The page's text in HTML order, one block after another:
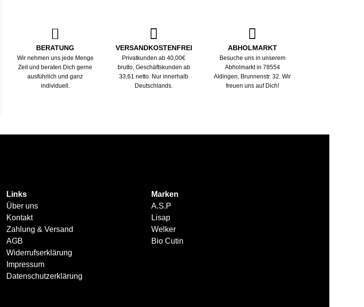
BERATUNG
Wir nehmen uns jede Menge
Zeit und beraten Dich gerne
ausführlich und ganz
individuell.
VERSANDKOSTENFREI
Privatkunden ab 40,00€
brutto, Geschäftskunden ab
33,61 netto. Nur innerhalb
Deutschlands.
ABHOLMARKT
Besuche uns in unserem
Abholmarkt in 78554
Aldingen, Brunnenstr. 32. Wir
freuen uns auf Dich!
Links
Über uns
Kontakt
Zahlung & Versand
AGB
Widerrufserklärung
Impressum
Datenschutzerklärung
Marken
A.S.P
Lisap
Welker
Bio Cutin